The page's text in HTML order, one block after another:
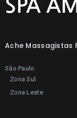
Ache Massagistas
São Paulo
Zona Sul
Zona Leste